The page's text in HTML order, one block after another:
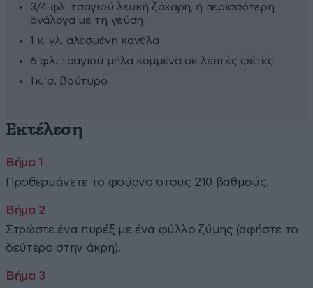
3/4 φλ. τσαγιού λευκή ζάχαρη, ή περισσότερη
ανάλογα με τη γεύση
1 κ. γλ. αλεσμένη κανέλα
6 φλ. τσαγιού μήλα κομμένα σε λεπτές φέτες
1 κ. σ. βούτυρο
Εκτέλεση
Προθερμάνετε το φούρνο στους 210 βαθμούς.
Στρώστε ένα πυρέξ με ένα φύλλο ζύμης (αφήστε το
δεύτερο στην άκρη).